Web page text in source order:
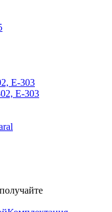
Е-303
Е-303